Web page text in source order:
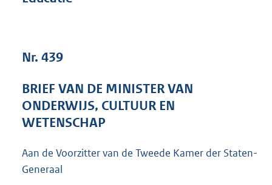
:
3
Nr. 439
BRIEF VAN DE MINISTER VAN
ONDERWIJS, CULTUUR EN
WETENSCHAP
Aan de Voorzitter van de Tweede Kamer der Staten-
Generaal